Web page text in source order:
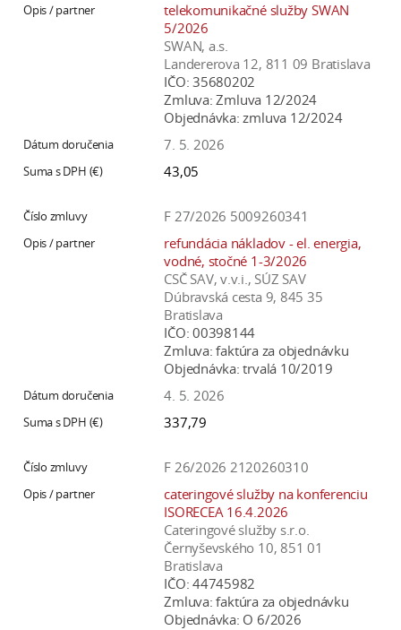
telekomunikačné služby SWAN
5/2026
SWAN, a.s.
Landererova 12, 811 09 Bratislava
IČO: 35680202
Zmluva: Zmluva 12/2024
Objednávka: zmluva 12/2024
7. 5. 2026
43,05
F 27/2026 5009260341
refundácia nákladov - el. energia,
vodné, stočné 1-3/2026
CSČ SAV, v.v.i., SÚZ SAV
Dúbravská cesta 9, 845 35
Bratislava
IČO: 00398144
Zmluva: faktúra za objednávku
Objednávka: trvalá 10/2019
4. 5. 2026
337,79
F 26/2026 2120260310
cateringové služby na konferenciu
ISORECEA 16.4.2026
Cateringové služby s.r.o.
Černyševského 10, 851 01
Bratislava
IČO: 44745982
Zmluva: faktúra za objednávku
Objednávka: O 6/2026